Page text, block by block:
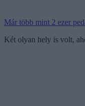
Már több mint 2 ezer
Két olyan hely is volt,